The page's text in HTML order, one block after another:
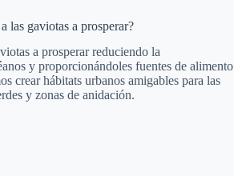
las gaviotas a prosperar?
a prosperar reduciendo la
y proporcionándoles fuentes de alimento
crear hábitats urbanos amigables para las
y zonas de anidación.